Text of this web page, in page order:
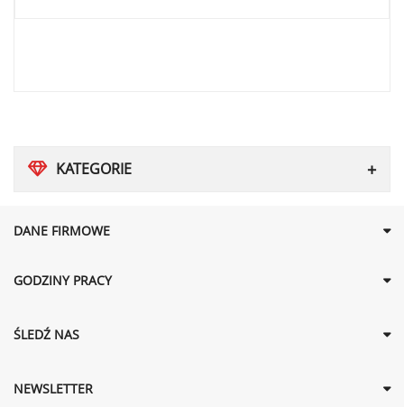
KATEGORIE
DANE FIRMOWE
GODZINY PRACY
ŚLEDŹ NAS
NEWSLETTER